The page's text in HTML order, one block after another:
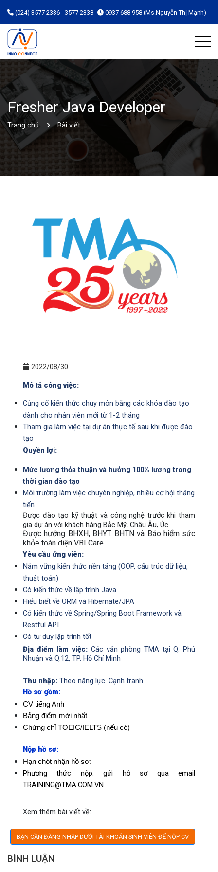
(024) 3577 2336 - 3577 2338 0937 688 958 (Ms.Nguyễn Thị Mạnh)
Fresher Java Developer
Trang chủ Bài viết
2022/08/30
Mô tả công việc:
Củng cố kiến thức chuy môn bằng các khóa đào tạo
dành cho nhân viên mới từ 1-2 tháng
Tham gia làm việc tại dự án thực tế sau khi được đào
tạo
Quyền lợi:
Mức lương thỏa thuận và hưởng 100% lương trong
thời gian đào tạo
Môi trường làm việc chuyên nghiệp, nhiều cơ hội thăng
tiến
Được đào tạo kỹ thuật và công nghệ trước khi tham
gia dự án với khách hàng Bắc Mỹ, Châu Âu, Úc
Được hưởng BHXH, BHYT. BHTN và Bảo hiểm sức
khỏe toàn diện VBI Care
Yêu cầu ứng viên:
Nắm vững kiến thức nền tảng (OOP, cấu trúc dữ liệu,
thuật toán)
Có kiến thức về lập trình Java
Hiểu biết về ORM và Hibernate/JPA
Có kiến thức về Spring/Spring Boot Framework và
Restful API
Có tư duy lập trình tốt
Địa điểm làm việc: Các văn phòng TMA tại Q. Phú
Nhuận và Q.12, TP. Hồ Chí Minh
Thu nhập: Theo năng lực. Cạnh tranh
Hồ sơ gồm:
CV tiếng Anh
Bảng điểm mới nhất
Chứng chỉ TOEIC/IELTS (nếu có)
Nộp hồ sơ:
Hạn chót nhận hồ sơ:
Phương thức nộp: gửi hồ sơ qua email
TRAINING@TMA.COM.VN
Xem thêm bài viết về:
BẠN CẦN ĐĂNG NHẬP DƯỚI TÀI KHOẢN SINH VIÊN ĐỂ NỘP CV
BÌNH LUẬN